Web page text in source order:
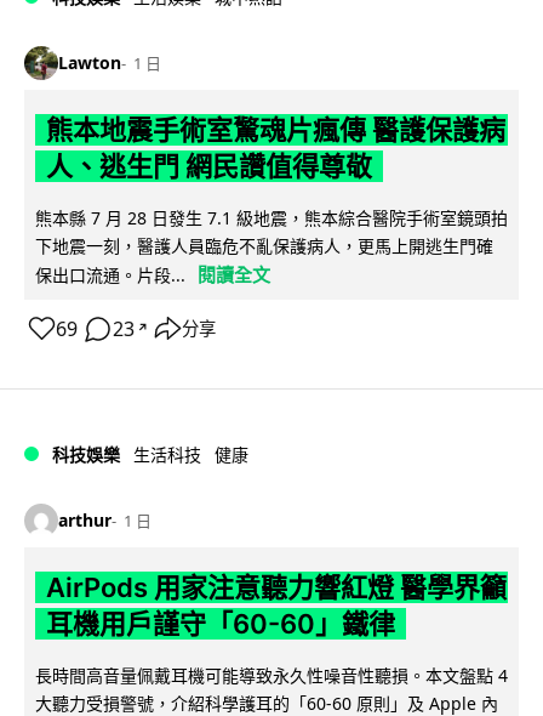
Lawton 1 日
熊本地震手術室驚魂片瘋傳 醫護保護病
人、逃生門 網民讚值得尊敬
熊本縣 7 月 28 日發生 7.1 級地震，熊本綜合醫院手術室鏡頭拍
下地震一刻，醫護人員臨危不亂保護病人，更馬上開逃生門確
保出口流通。片段...
閱讀全文
69 23 ↗ 分享
科技娛樂 生活科技 健康
arthur 1 日
AirPods 用家注意聽力響紅燈 醫學界籲
耳機用戶謹守「60-60」鐵律
長時間高音量佩戴耳機可能導致永久性噪音性聽損。本文盤點 4
大聽力受損警號，介紹科學護耳的「60-60 原則」及 Apple 內